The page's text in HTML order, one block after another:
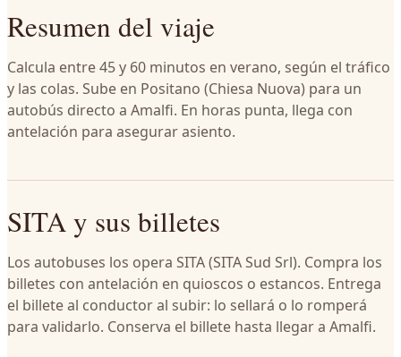
Resumen del viaje
Calcula entre 45 y 60 minutos en verano, según el tráfico
y las colas. Sube en Positano (Chiesa Nuova) para un
autobús directo a Amalfi. En horas punta, llega con
antelación para asegurar asiento.
SITA y sus billetes
Los autobuses los opera SITA (SITA Sud Srl). Compra los
billetes con antelación en quioscos o estancos. Entrega
el billete al conductor al subir: lo sellará o lo romperá
para validarlo. Conserva el billete hasta llegar a Amalfi.